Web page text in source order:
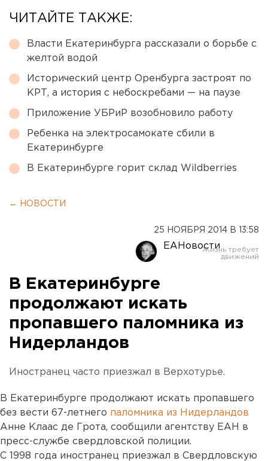
ЧИТАЙТЕ ТАКЖЕ:
Власти Екатеринбурга рассказали о борьбе с
желтой водой
Исторический центр Оренбурга застроят по
КРТ, а история с небоскребами — на паузе
Приложение УБРиР возобновило работу
Ребенка на электросамокате сбили в
Екатеринбурге
В Екатеринбурге горит склад Wildberries
← НОВОСТИ
25 НОЯБРЯ 2014 В 13:58
ЕАНовости
В Екатеринбурге
продолжают искать
пропавшего паломника из
Нидерландов
Иностранец часто приезжал в Верхотурье.
В Екатеринбурге продолжают искать пропавшего
без вести 67-летнего паломника из Нидерландов
Анне Клаас де Грота, сообщили агентству ЕАН в
пресс-службе свердловской полиции.
С 1998 года иностранец приезжал в Свердловскую